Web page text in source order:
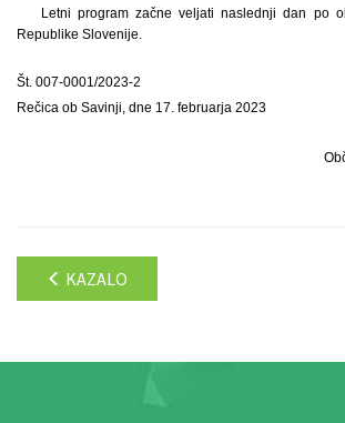
Letni program začne veljati naslednji dan po
Republike Slovenije.
Št. 007-0001/2023-2
Rečica ob Savinji, dne 17. februarja 2023
KAZALO